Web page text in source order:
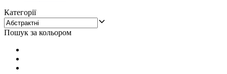
Категорії
Пошук за кольором